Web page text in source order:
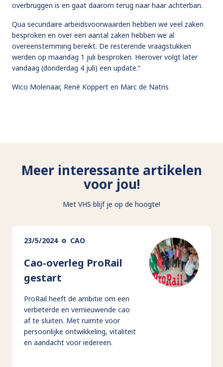
overbruggen is en gaat daarom terug naar haar achterban.
Qua secundaire arbeidsvoorwaarden hebben we veel zaken
besproken en over een aantal zaken hebben we al
overeenstemming bereikt. De resterende vraagstukken
werden op maandag 1 juli besproken. Hierover volgt later
vandaag (donderdag 4 juli) een update.”
Wico Molenaar, René Koppert en Marc de Natris
Meer interessante artikelen
voor jou!
Met VHS blijf je op de hoogte!
23/5/2024 CAO
Cao-overleg ProRail
gestart
ProRail heeft de ambitie om een
verbeterde en vernieuwende cao
af te sluiten. Met ruimte voor
persoonlijke ontwikkeling, vitaliteit
en aandacht voor iedereen.